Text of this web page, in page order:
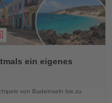
ein eigenes
von Badeinseln bis zu